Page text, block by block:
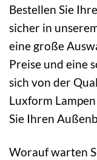
Bestellen Sie
sicher in
eine große
Preise und eine
sich von der
Luxform
Sie Ihren
Worauf warten